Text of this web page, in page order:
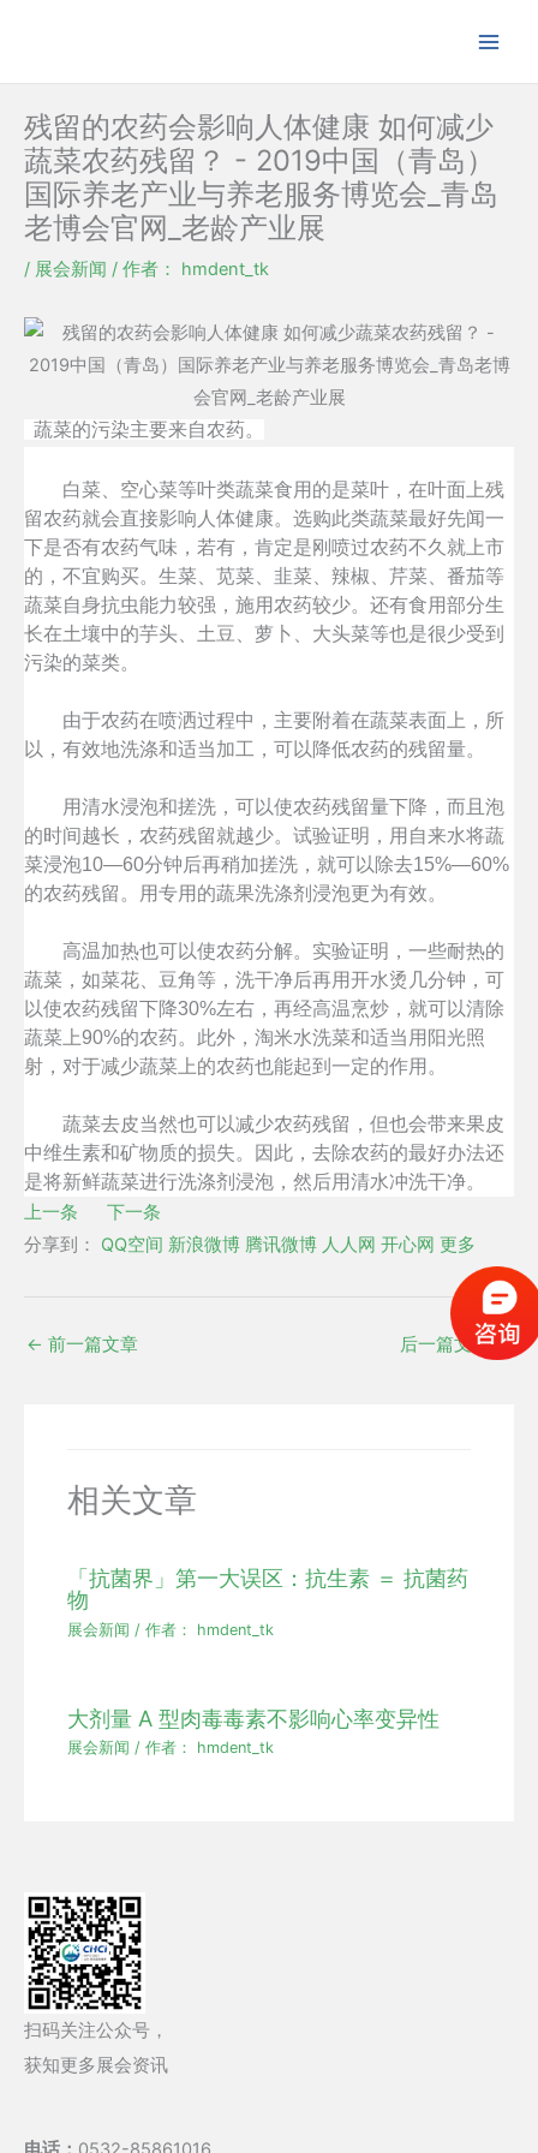
内
残留的农药会影响人体健康 如何减少
蔬菜农药残留？ - 2019中国（青岛）
国际养老产业与养老服务博览会_青岛
老博会官网_老龄产业展
/ 展会新闻 / 作者： hmdent_tk
蔬菜的污染主要来自农药。
白菜、空心菜等叶类蔬菜食用的是菜叶，在叶面上残
留农药就会直接影响人体健康。选购此类蔬菜最好先闻一
下是否有农药气味，若有，肯定是刚喷过农药不久就上市
的，不宜购买。生菜、苋菜、韭菜、辣椒、芹菜、番茄等
蔬菜自身抗虫能力较强，施用农药较少。还有食用部分生
长在土壤中的芋头、土豆、萝卜、大头菜等也是很少受到
污染的菜类。
由于农药在喷洒过程中，主要附着在蔬菜表面上，所
以，有效地洗涤和适当加工，可以降低农药的残留量。
用清水浸泡和搓洗，可以使农药残留量下降，而且泡
的时间越长，农药残留就越少。试验证明，用自来水将蔬
菜浸泡10—60分钟后再稍加搓洗，就可以除去15%—60%
的农药残留。用专用的蔬果洗涤剂浸泡更为有效。
高温加热也可以使农药分解。实验证明，一些耐热的
蔬菜，如菜花、豆角等，洗干净后再用开水烫几分钟，可
以使农药残留下降30%左右，再经高温烹炒，就可以清除
蔬菜上90%的农药。此外，淘米水洗菜和适当用阳光照
射，对于减少蔬菜上的农药也能起到一定的作用。
蔬菜去皮当然也可以减少农药残留，但也会带来果皮
中维生素和矿物质的损失。因此，去除农药的最好办法还
是将新鲜蔬菜进行洗涤剂浸泡，然后用清水冲洗干净。
上一条
下一条
分享到：
QQ空间 新浪微博 腾讯微博 人人网 开心网 更多
← 前一篇文章 后一篇文章 →
相关文章
「抗菌界」第一大误区：抗生素 ＝ 抗菌药
物
展会新闻 / 作者： hmdent_tk
大剂量 A 型肉毒毒素不影响心率变异性
展会新闻 / 作者： hmdent_tk
扫码关注公众号，
获知更多展会资讯